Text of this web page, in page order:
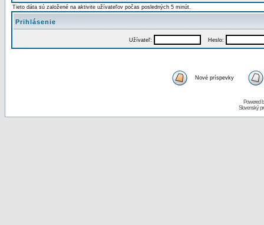
Tieto dáta sú založené na aktivite užívateľov počas posledných 5 minút.
Prihlásenie
Užívateľ: Heslo:
Nové príspevky
Powered
Slovenský